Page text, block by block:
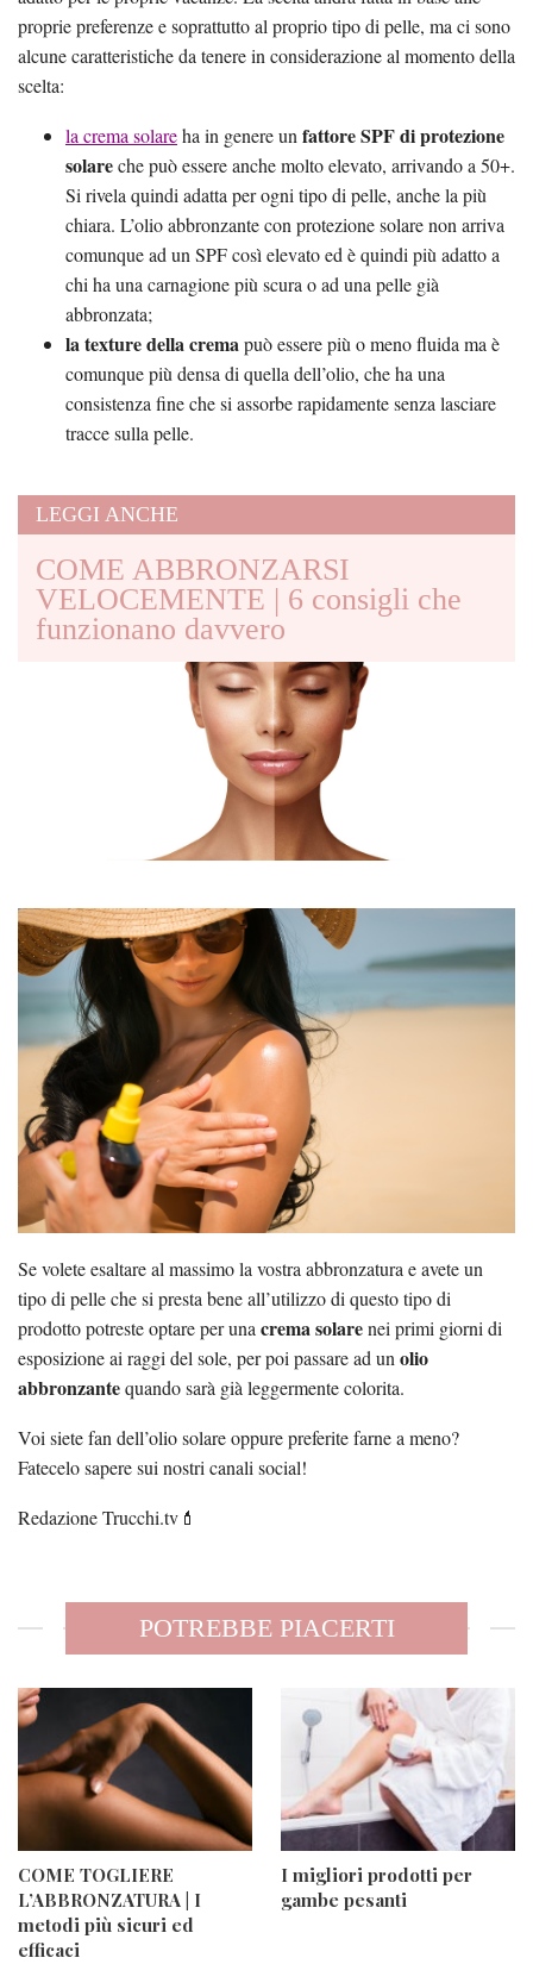
proprie preferenze e soprattutto al proprio tipo di pelle, ma ci sono
alcune caratteristiche da tenere in considerazione al momento della
scelta:
la crema solareha in genere un fattore SPF di protezione
solareche può essere anche molto elevato, arrivando a 50+.
Si rivela quindi adatta per ogni tipo di pelle, anche la più
chiara. L’olio abbronzante con protezione solare non arriva
comunque ad un SPF così elevato ed è quindi più adatto a
chi ha una carnagione più scura o ad una pelle già
abbronzata;
la texture della crema può essere più o meno fluida ma è
comunque più densa di quella dell’olio, che ha una
consistenza fine che si assorbe rapidamente senza lasciare
tracce sulla pelle.
LEGGI ANCHE
COME ABBRONZARSI
VELOCEMENTE | 6 consigli che
funzionano davvero
Se volete esaltare al massimo la vostra abbronzatura e avete un
tipo di pelle che si presta bene all’utilizzo di questo tipo di
prodotto potreste optare per una crema solarenei primi giorni di
esposizione ai raggi del sole, per poi passare ad un olio
abbronzantequando sarà già leggermente colorita.
Voi siete fan dell’olio solare oppure preferite farne a meno?
Fatecelo sapere sui nostri canali social!
Redazione Trucchi.tv💄
POTREBBE PIACERTI
COME TOGLIERE
L’ABBRONZATURA | I
metodi più sicuri ed
efficaci
I migliori prodotti per
gambe pesanti